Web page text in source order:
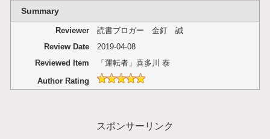
Summary
Reviewer
読書ブロガー 金釘 誠
Review Date
2019-04-08
Reviewed Item
「運転者」喜多川 泰
Author Rating
スポンサーリンク